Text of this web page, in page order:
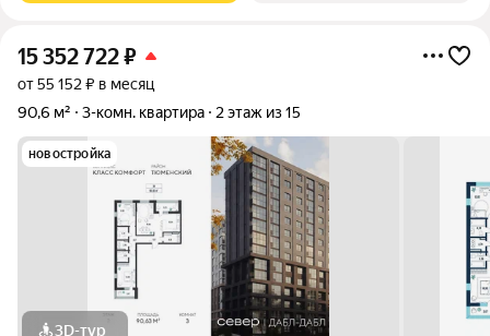
15 352 722₽
от 55 152 ₽ в месяц
90,6 м²
3-комн. квартира 2 этаж из 15
новостройка
3D-тур